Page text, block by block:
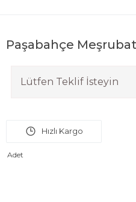
Paşabahçe
Lütfen Teklif İsteyin
Adet